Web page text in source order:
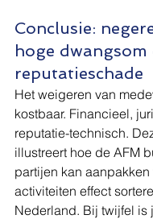
Conclusie:
hoge dwangsom
reputatieschade
Het weigeren van
kostbaar. Financieel,
reputatie-technisch.
illustreert hoe de AFM
partijen kan
activiteiten effect
Nederland. Bij twijfel is